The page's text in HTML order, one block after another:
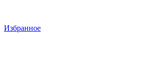
Избранное